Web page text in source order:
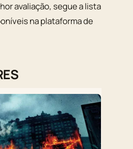
avaliação, segue a lista
na plataforma de